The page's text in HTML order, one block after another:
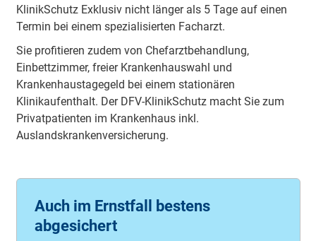
KlinikSchutz Exklusiv nicht länger als 5 Tage auf einen
Termin bei einem spezialisierten Facharzt.
Sie profitieren zudem von Chefarztbehandlung,
Einbettzimmer, freier Krankenhauswahl und
Krankenhaustagegeld bei einem stationären
Klinikaufenthalt. Der DFV-KlinikSchutz macht Sie zum
Privatpatienten im Krankenhaus inkl.
Auslandskrankenversicherung.
Auch im Ernstfall bestens
abgesichert